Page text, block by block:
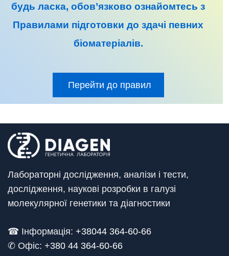
будь ласка, обов’язково ознайомтесь з
Правилами підготовки до здачі певних
біоматеріалів.
Перейти до правил
Лабораторні дослідження, аналізи і тести,
дослідження, наукові розробки в галузі
молекулярної генетики та діагностики
☎ Інформація: +38044 364-60-66
✆ Офіс: +380 44 364-60-66